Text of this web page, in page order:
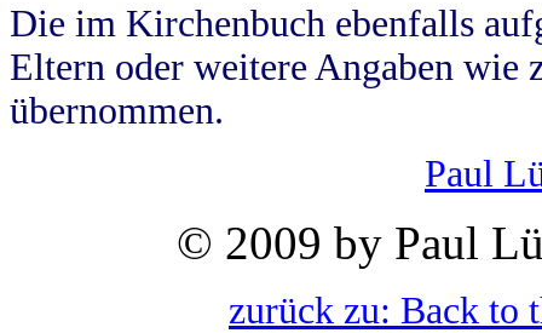
Die im Kirchenbuch ebenfalls
Eltern oder weitere Angaben wie
übernommen.
Paul
© 2009 by Paul
zurück zu: Back to